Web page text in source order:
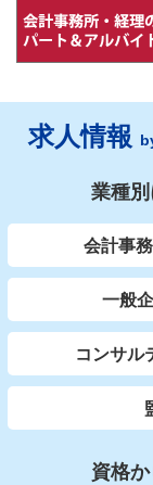
求人情報
業種
会計事
一般
コンサル
資格